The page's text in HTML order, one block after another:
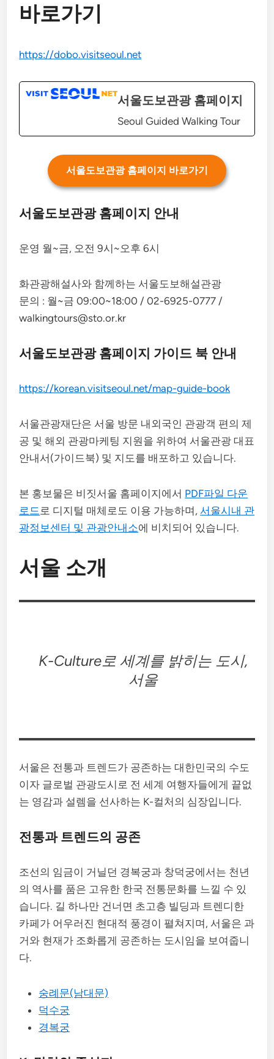
바로가기
https://dobo.visitseoul.net
서울도보관광 홈페이지
Seoul Guided Walking Tour
서울도보관광 홈페이지 바로가기
서울도보관광 홈페이지 안내
운영 월~금, 오전 9시~오후 6시
화관광해설사와 함께하는 서울도보해설관광
문의 : 월~금 09:00~18:00 / 02-6925-0777 /
walkingtours@sto.or.kr
서울도보관광 홈페이지 가이드 북 안내
https://korean.visitseoul.net/map-guide-book
서울관광재단은 서울 방문 내외국인 관광객 편의 제
공 및 해외 관광마케팅 지원을 위하여 서울관광 대표
안내서(가이드북) 및 지도를 배포하고 있습니다.
본 홍보물은 비짓서울 홈페이지에서 PDF파일 다운
로드 로 디지털 매체로도 이용 가능하며, 서울시내 관
광정보센터 및 관광안내소에 비치되어 있습니다.
서울 소개
K-Culture로 세계를 밝히는 도시,
서울
서울은 전통과 트렌드가 공존하는 대한민국의 수도
이자 글로벌 관광도시로 전 세계 여행자들에게 끝없
는 영감과 설렘을 선사하는 K-컬처의 심장입니다.
전통과 트렌드의 공존
조선의 임금이 거닐던 경복궁과 창덕궁에서는 천년
의 역사를 품은 고유한 한국 전통문화를 느낄 수 있
습니다. 길 하나만 건너면 초고층 빌딩과 트렌디한
카페가 어우러진 현대적 풍경이 펼쳐지며, 서울은 과
거와 현재가 조화롭게 공존하는 도시임을 보여줍니
다.
숭례문(남대문)
덕수궁
경복궁